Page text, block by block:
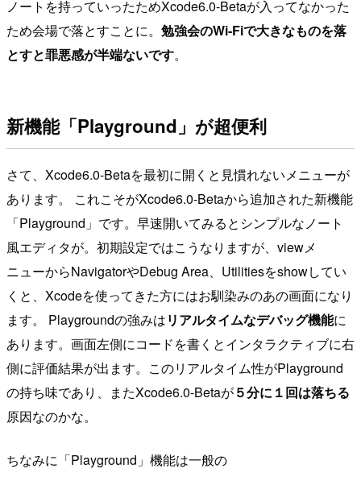
ノートを持っていったためXcode6.0-Betaが入ってなかった
ため会場で落とすことに。 勉強会のWi-Fiで大きなものを落
とすと罪悪感が半端ないです。
新機能「Playground」が超便利
さて、Xcode6.0-Betaを最初に開くと見慣れないメニューが
あります。 これこそがXcode6.0-Betaから追加された新機能
「Playground」です。早速開いてみるとシンプルなノート
風エディタが。初期設定ではこうなりますが、viewメ
ニューからNavigatorやDebug Area、Utilitiesをshowしてい
くと、Xcodeを使ってきた方にはお馴染みのあの画面になり
ます。 Playgroundの強みはリアルタイムなデバッグ機能に
あります。画面左側にコードを書くとインタラクティブに右
側に評価結果が出ます。このリアルタイム性がPlayground
の持ち味であり、またXcode6.0-Betaが５分に１回は落ちる
原因なのかな。
ちなみに「Playground」機能は一般の